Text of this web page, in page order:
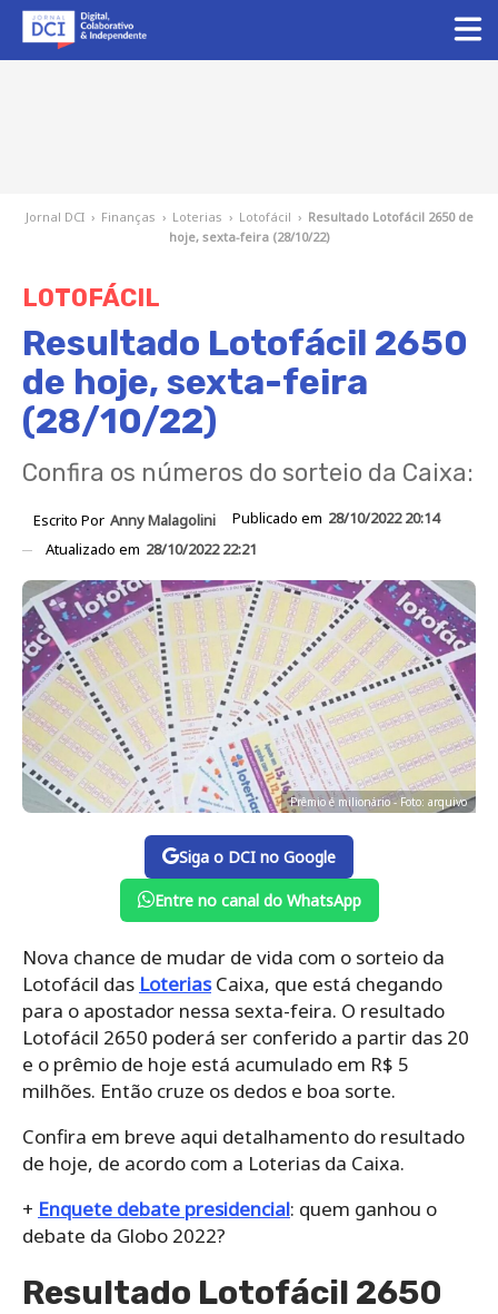
Jornal DCI › Finanças › Loterias › Lotofácil › Resultado Lotofácil 2650 de
hoje, sexta-feira (28/10/22)
LOTOFÁCIL
Resultado Lotofácil 2650
de hoje, sexta-feira
(28/10/22)
Confira os números do sorteio da Caixa:
Escrito Por Anny Malagolini Publicado em 28/10/2022 20:14
Atualizado em 28/10/2022 22:21
Prêmio é milionário - Foto: arquivo
Siga o DCI no Google
Entre no canal do WhatsApp
Nova chance de mudar de vida com o sorteio da
Lotofácil das LoteriasCaixa, que está chegando
para o apostador nessa sexta-feira. O resultado
Lotofácil 2650 poderá ser conferido a partir das 20
e o prêmio de hoje está acumulado em R$ 5
milhões. Então cruze os dedos e boa sorte.
Confira em breve aqui detalhamento do resultado
de hoje, de acordo com a Loterias da Caixa.
+ Enquete debate presidencial: quem ganhou o
debate da Globo 2022?
Resultado Lotofácil 2650